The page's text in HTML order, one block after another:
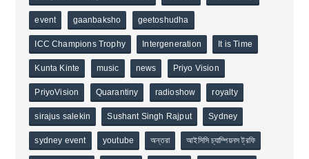
event gaanbaksho geetoshudha
ICC Champions Trophy Intergeneration It is Time
Kunta Kinte music news Priyo Vision
PriyoVision Quarantiny radioshow royalty
sirajus salekin Sushant Singh Rajput Sydney
sydney event youtube অন্তরা আইসিসি চ্যাম্পিয়নস ট্রফি